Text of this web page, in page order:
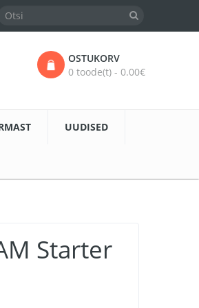
OSTUKORV
0 toode(t) - 0.00€
UUDISED
Starter